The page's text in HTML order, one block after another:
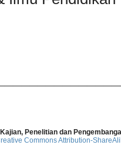
Penelitian dan
Commons Attribution-